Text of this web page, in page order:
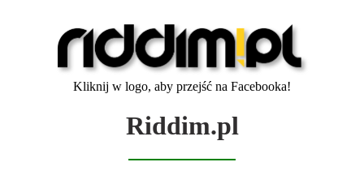
Kliknij w logo, aby przejść na Facebooka!
Riddim.pl